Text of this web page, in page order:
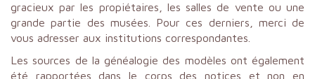
gracieux par les propiétaires, les salles de vente ou une
grande partie des musées. Pour ces derniers, merci de
vous adresser aux institutions correspondantes.
Les sources de la généalogie des modèles ont également
été rapportées dans le corps des notices et non en